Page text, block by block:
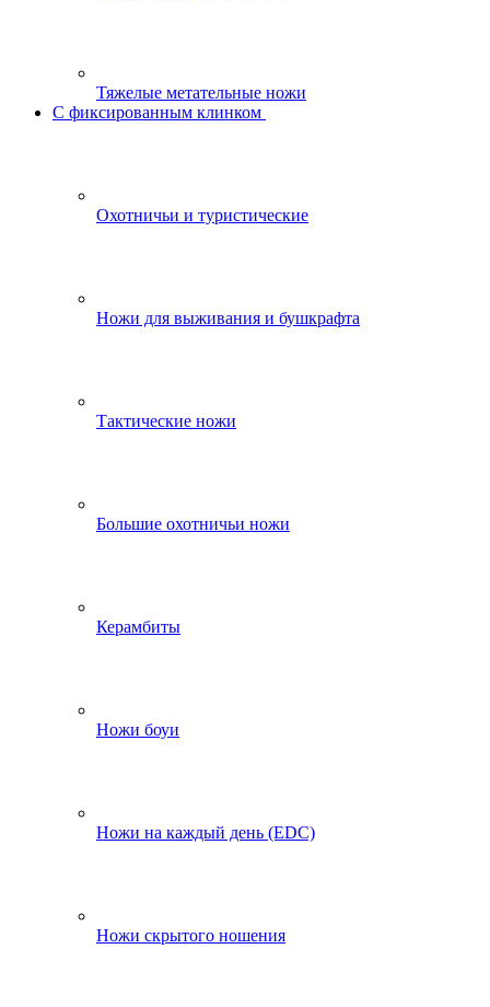
Тяжелые метательные ножи
С фиксированным клинком
Охотничьи и туристические
Ножи для выживания и бушкрафта
Тактические ножи
Большие охотничьи ножи
Керамбиты
Ножи боуи
Ножи на каждый день (EDC)
Ножи скрытого ношения